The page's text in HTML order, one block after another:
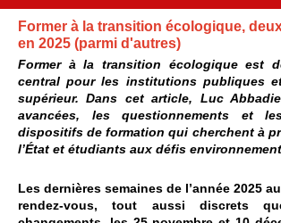
Former à la transition écologique,
en 2025 (parmi d'autres)
Former à la transition écologique est
central pour les institutions publiques et
supérieur. Dans cet article, Luc
avancées, les questionnements et
dispositifs de formation qui cherchent à
l’État et étudiants aux défis
Les dernières semaines de l’année 2025
rendez-vous, tout aussi discrets